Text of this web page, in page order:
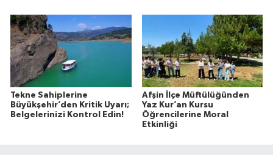
Tekne Sahiplerine
Büyükşehir’den Kritik Uyarı;
Belgelerinizi Kontrol Edin!
Afşin İlçe Müftülüğünden
Yaz Kur’an Kursu
Öğrencilerine Moral
Etkinliği